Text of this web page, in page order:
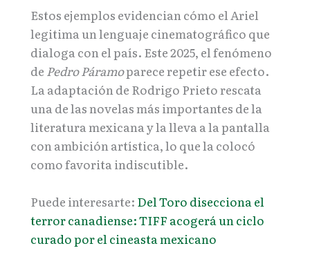
Estos ejemplos evidencian cómo el Ariel
legitima un lenguaje cinematográfico que
dialoga con el país. Este 2025, el fenómeno
de Pedro Páramoparece repetir ese efecto.
La adaptación de Rodrigo Prieto rescata
una de las novelas más importantes de la
literatura mexicana y la lleva a la pantalla
con ambición artística, lo que la colocó
como favorita indiscutible.
Puede interesarte: Del Toro disecciona el
terror canadiense: TIFF acogerá un ciclo
curado por el cineasta mexicano